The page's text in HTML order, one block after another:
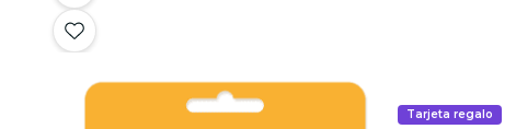
Tarjeta regalo